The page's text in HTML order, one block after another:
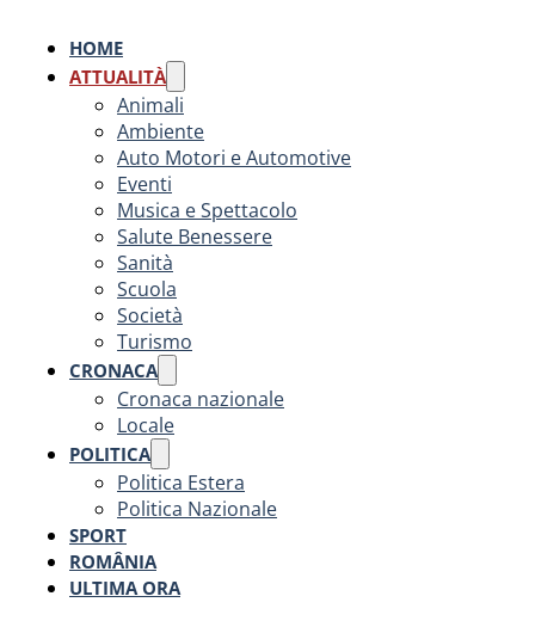
HOME
ATTUALITÀ
Animali
Ambiente
Auto Motori e Automotive
Eventi
Musica e Spettacolo
Salute Benessere
Sanità
Scuola
Società
Turismo
CRONACA
Cronaca nazionale
Locale
POLITICA
Politica Estera
Politica Nazionale
SPORT
ROMÂNIA
ULTIMA ORA